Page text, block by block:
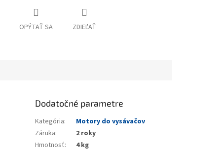
OPÝTAŤ SA ZDIEĽAŤ
Dodatočné parametre
Kategória:
Motory do vysávačov
Záruka:
2 roky
Hmotnosť: 4 kg